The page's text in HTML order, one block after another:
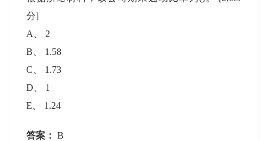
分]
A
2
B
1.58
C
1.73
D
1
E
1.24
答案： B